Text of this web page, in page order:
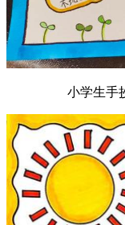
小学生手